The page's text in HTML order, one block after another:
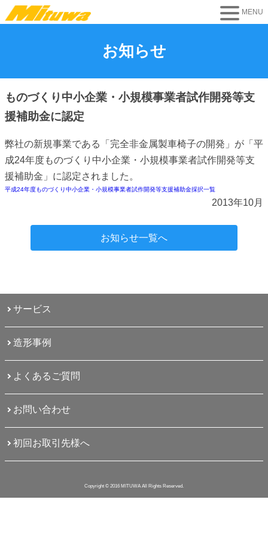
お知らせ
ものづくり中小企業・小規模事業者試作開発等支
援補助金に認定
弊社の新規事業である「完全非金属製車椅子の開発」が「平
成24年度ものづくり中小企業・小規模事業者試作開発等支
援補助金」に認定されました。
平成24年度ものづくり中小企業・小規模事業者試作開発等支援補助金採択一覧
2013年10月
お知らせ一覧へ
サービス
造形事例
よくあるご質問
お問い合わせ
初回お取引先様へ
Copyright © 2016 MITUWA All Rights Reserved.